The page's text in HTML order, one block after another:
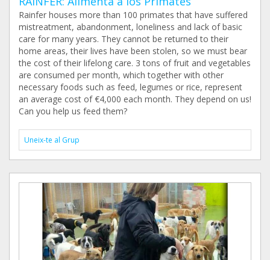
Rainfer houses more than 100 primates that have suffered
mistreatment, abandonment, loneliness and lack of basic
care for many years. They cannot be returned to their
home areas, their lives have been stolen, so we must bear
the cost of their lifelong care. 3 tons of fruit and vegetables
are consumed per month, which together with other
necessary foods such as feed, legumes or rice, represent
an average cost of €4,000 each month. They depend on us!
Can you help us feed them?
Uneix-te al Grup